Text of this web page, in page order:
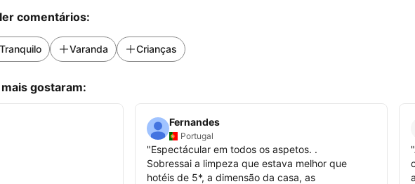
comentários:
Tranquilo Varanda Crianças
gostaram:
Fernandes
Portugal
"Espectácular em todos os aspetos. .
Sobressai a limpeza que estava melhor que
hotéis de 5*, a dimensão da casa, as
"